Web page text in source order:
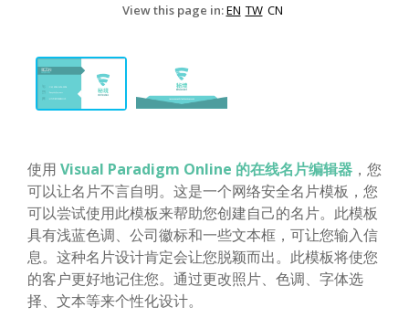
View this page in:EN TW CN
使用 Visual Paradigm Online 的在线名片编辑器 ，您
可以让名片不言自明。这是一个网络安全名片模板，您
可以尝试使用此模板来帮助您创建自己的名片。此模板
具有浅蓝色调、公司徽标和一些文本框，可让您输入信
息。这种名片设计肯定会让您脱颖而出。此模板将使您
的客户更好地记住您。通过更改照片、色调、字体选
择、文本等来个性化设计。